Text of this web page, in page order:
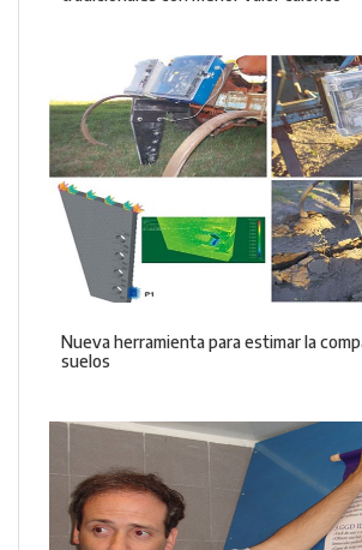
Nueva herramienta para estimar la
suelos